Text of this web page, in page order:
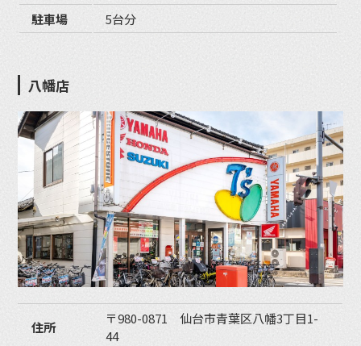
駐車場
5台分
八幡店
住所
〒980-0871 仙台市青葉区八幡3丁目1-
44